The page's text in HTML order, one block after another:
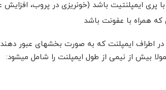
پری ایمپلنتیت باشد (خونریزی در پروب،
همراه با عفونت باشد
اطراف ایمپلنت که به صورت بخشهای عبور
بیش از نیمی از طول ایمپلنت را شامل میشود: